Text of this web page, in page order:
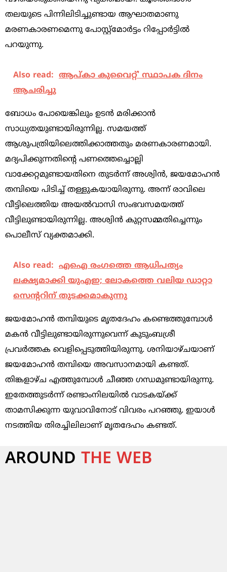
തലയുടെ പിന്നിലിടിച്ചുണ്ടായ ആഘാതമാണു
മരണകാരണമെന്നു പോസ്റ്റ്മോര്‍ട്ടം റിപ്പോര്‍ട്ടില്‍
പറയുന്നു.
Also read: ആപ്കാ കുവൈറ്റ്' സ്ഥാപക ദിനം
ആചരിച്ചു
ബോധം പോയെങ്കിലും ഉടന്‍ മരിക്കാന്‍
സാധ്യതയുണ്ടായിരുന്നില്ല. സമയത്ത്
ആശുപത്രിയിലെത്തിക്കാത്തതും മരണകാരണമായി.
മദ്യപിക്കുന്നതിന്‍റെ പണത്തെച്ചൊല്ലി
വാക്കേറ്റമുണ്ടായതിനെ തുടര്‍ന്ന് അശ്വിന്‍, ജയമോഹന്‍
തമ്പിയെ പിടിച്ച്‌ തള്ളുകയായിരുന്നു. അന്ന് രാവിലെ
വീട്ടിലെത്തിയ അയല്‍വാസി സംഭവസമയത്ത്
വീട്ടിലുണ്ടായിരുന്നില്ല. അശ്വിന്‍ കുറ്റസമ്മതിച്ചെന്നും
പൊലീസ് വ്യക്തമാക്കി.
Also read: എഐ രംഗത്തെ ആധിപത്യം
ലക്ഷ്യമാക്കി യുഎഇ; ലോകത്തെ വലിയ ഡാറ്റാ
സെന്ററിന് തുടക്കമാകുന്നു
ജയമോഹന്‍ തമ്പിയുടെ മൃതദേഹം കണ്ടെത്തുമ്പോള്‍
മകന്‍ വീട്ടിലുണ്ടായിരുന്നുവെന്ന് കുടുംബശ്രീ
പ്രവര്‍ത്തക വെളിപ്പെടുത്തിയിരുന്നു. ശനിയാഴ്ചയാണ്
ജയമോഹന്‍ തമ്പിയെ അവസാനമായി കണ്ടത്.
തിങ്കളാഴ്ച എത്തുമ്പോള്‍ ചീഞ്ഞ ഗന്ധമുണ്ടായിരുന്നു.
ഇതേത്തുടര്‍ന്ന് രണ്ടാംനിലയില്‍ വാടകയ്ക്ക്
താമസിക്കുന്ന യുവാവിനോട് വിവരം പറഞ്ഞു. ഇയാള്‍
നടത്തിയ തിരച്ചിലിലാണ് മൃതദേഹം കണ്ടത്.
AROUND THE WEB